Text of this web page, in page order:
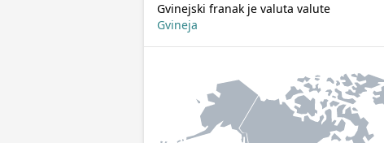
Gvinejski franak je valuta valute
Gvineja